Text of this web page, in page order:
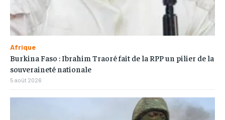
Afrique
Burkina Faso : Ibrahim Traoré fait de la RPP un pilier de la
souveraineté nationale
5 août 2026